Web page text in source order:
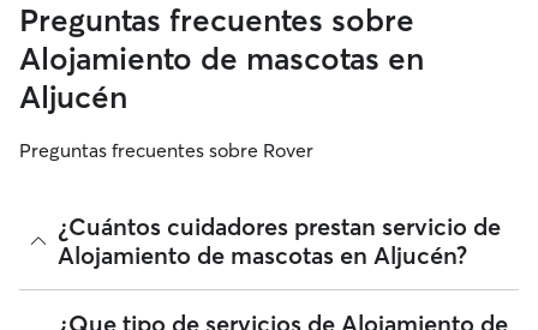
Preguntas frecuentes sobre
Alojamiento de mascotas en
Aljucén
Preguntas frecuentes sobre Rover
¿Cuántos cuidadores prestan servicio de
Alojamiento de mascotas en Aljucén?
A fecha de agosto 2026, 26 cuidadores ha prestado
¿Que tipo de servicios de Alojamiento de